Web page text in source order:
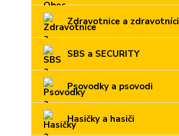
Zdravotnice a zdravotníci
SBS a SECURITY
Psovodky a psovodi
Hasičky a hasiči